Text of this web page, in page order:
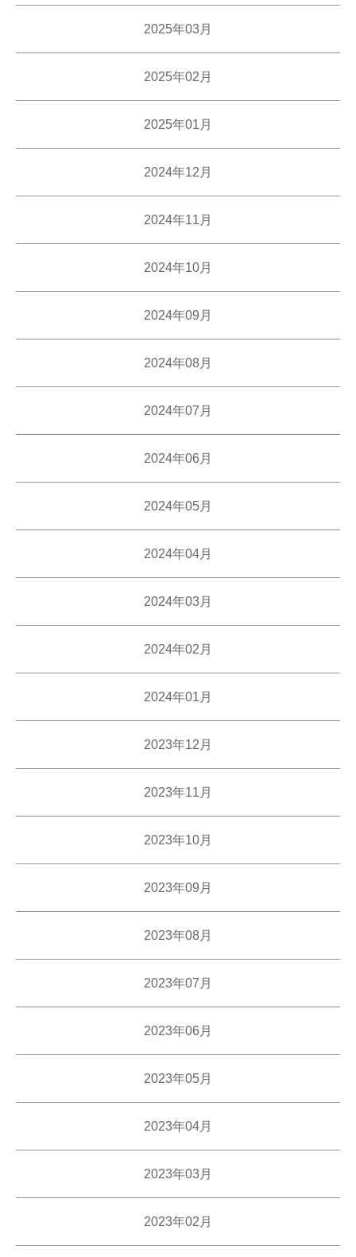
2025年03月
2025年02月
2025年01月
2024年12月
2024年11月
2024年10月
2024年09月
2024年08月
2024年07月
2024年06月
2024年05月
2024年04月
2024年03月
2024年02月
2024年01月
2023年12月
2023年11月
2023年10月
2023年09月
2023年08月
2023年07月
2023年06月
2023年05月
2023年04月
2023年03月
2023年02月